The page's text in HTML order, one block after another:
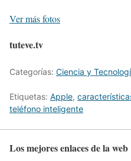
Ver más fotos
tuteve.tv
Categorías: Ciencia y
Etiquetas: Apple,
teléfono inteligente
Los mejores enlaces de la web